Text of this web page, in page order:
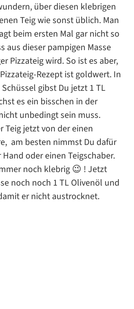
über diesen klebrigen
Teig wie sonst üblich. Man
beim ersten Mal gar nicht so
aus dieser pampigen Masse
Pizzateig wird. So ist es aber,
Rezept ist goldwert. In
gibst Du jetzt 1 TL
es ein bisschen in der
unbedingt sein muss.
jetzt von der einen
am besten nimmst Du dafür
oder einen Teigschaber.
noch klebrig 😉 ! Jetzt
noch noch 1 TL Olivenöl und
er nicht austrocknet.